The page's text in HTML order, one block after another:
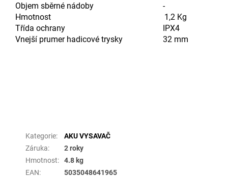
Objem sběrné nádoby
-
Hmotnost
1,2 Kg
Třída ochrany
IPX4
Vnejší prumer hadicové trysky
32 mm
Kategorie:
AKU VYSAVAČ
Záruka:
2 roky
Hmotnost:
4.8 kg
EAN: 5035048641965